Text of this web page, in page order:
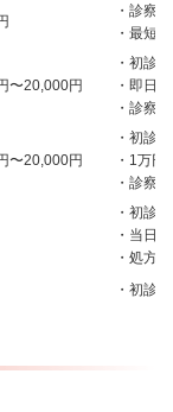
・診察
・最短
〜20,000円
・初診
・即日
・診察
〜20,000円
・初診
・1万円
・診察
・初診
・当日
・処方
・初診